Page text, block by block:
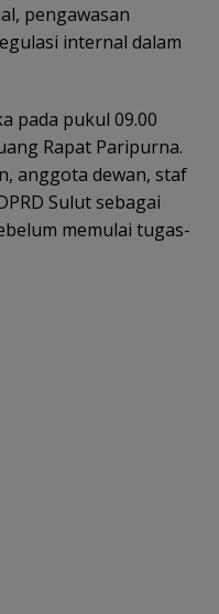
pengawasan
internal dalam
pada pukul 09.00
Rapat Paripurna.
anggota dewan, staf
Sulut sebagai
memulai tugas-